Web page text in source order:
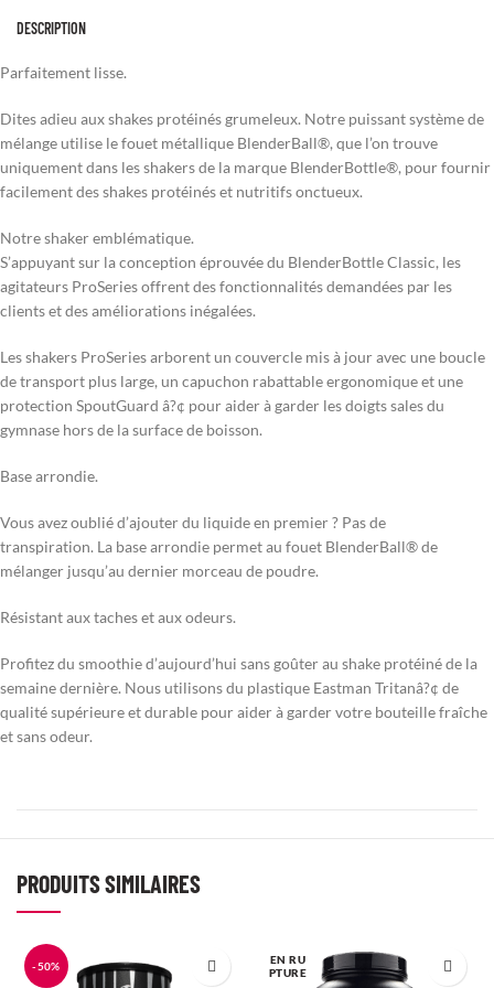
DESCRIPTION
Parfaitement lisse.
Dites adieu aux shakes protéinés grumeleux. Notre puissant système de
mélange utilise le fouet métallique BlenderBall®, que l’on trouve
uniquement dans les shakers de la marque BlenderBottle®, pour fournir
facilement des shakes protéinés et nutritifs onctueux.
Notre shaker emblématique.
S’appuyant sur la conception éprouvée du BlenderBottle Classic, les
agitateurs ProSeries offrent des fonctionnalités demandées par les
clients et des améliorations inégalées.
Les shakers ProSeries arborent un couvercle mis à jour avec une boucle
de transport plus large, un capuchon rabattable ergonomique et une
protection SpoutGuard â?¢ pour aider à garder les doigts sales du
gymnase hors de la surface de boisson.
Base arrondie.
Vous avez oublié d’ajouter du liquide en premier ? Pas de
transpiration. La base arrondie permet au fouet BlenderBall® de
mélanger jusqu’au dernier morceau de poudre.
Résistant aux taches et aux odeurs.
Profitez du smoothie d’aujourd’hui sans goûter au shake protéiné de la
semaine dernière. Nous utilisons du plastique Eastman Tritanâ?¢ de
qualité supérieure et durable pour aider à garder votre bouteille fraîche
et sans odeur.
PRODUITS SIMILAIRES
-50%
EN RU
PTURE